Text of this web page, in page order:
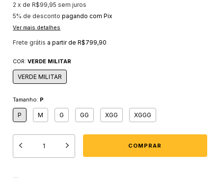
2 x deR$99,95 sem juros
5% de desconto pagando com Pix
Ver mais detalhes
Frete grátis a partir deR$799,90
COR:VERDE MILITAR
VERDE MILITAR
Tamanho: P
P M G GG XGG XGGG